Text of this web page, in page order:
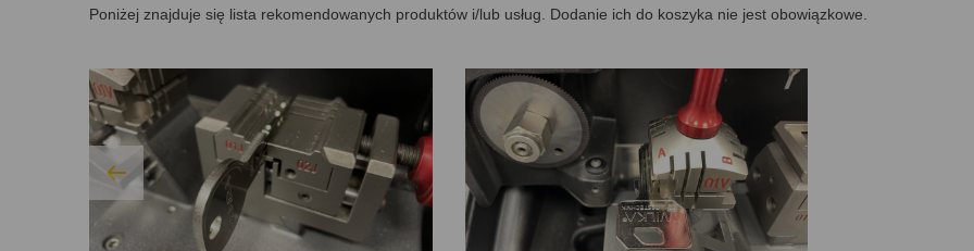
ACY 009160, ACY
ACY 009169, ACY
ACY 009175, ACY
ACY 009178, ACY
ACY 009181, ACY
ACY 009184, ACY
ACY 009187, ACY
ACY 009190, ACY
Poniżej znajduje się lista rekomendowanych produktów i/lub usług. Dodanie ich do koszyka nie jest obowiązkowe.